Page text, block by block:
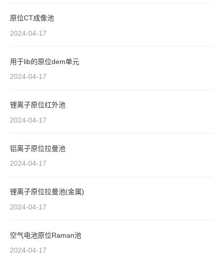
原位CT成像池
2024-04-17
用于lib的原位dem单元
2024-04-17
锂离子原位红外池
2024-04-17
铝离子原位拉曼池
2024-04-17
锂离子原位拉曼池(金属)
2024-04-17
空气电池原位Raman池
2024-04-17